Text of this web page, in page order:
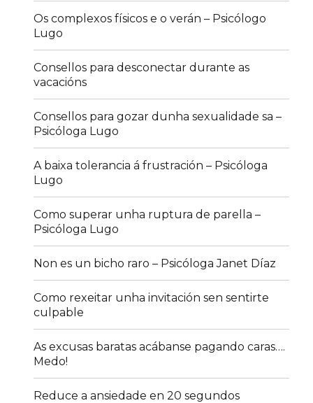
Os complexos físicos e o verán – Psicólogo
Lugo
Consellos para desconectar durante as
vacacións
Consellos para gozar dunha sexualidade sa –
Psicóloga Lugo
A baixa tolerancia á frustración – Psicóloga
Lugo
Como superar unha ruptura de parella –
Psicóloga Lugo
Non es un bicho raro – Psicóloga Janet Díaz
Como rexeitar unha invitación sen sentirte
culpable
As excusas baratas acábanse pagando caras….
Medo!
Reduce a ansiedade en 20 segundos